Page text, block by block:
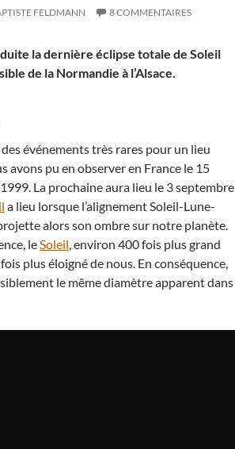
FELDMANN 8 COMMENTAIRES
la dernière éclipse totale de Soleil
de la Normandie à l’Alsace.
événements très rares pour un lieu
avons pu en observer en France le 15
La prochaine aura lieu le 3 septembre
a lieu lorsque l’alignement Soleil-Lune-
alors son ombre sur notre planète.
leSoleil, environ 400 fois plus grand
plus éloigné de nous. En conséquence,
le même diamètre apparent dans